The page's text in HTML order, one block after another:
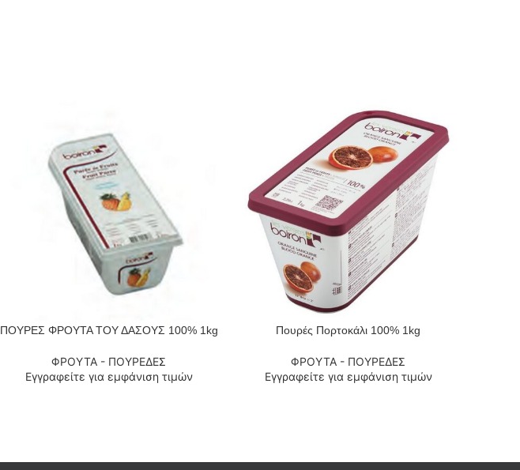
ΔΙΑΒΆΣΤΕ ΠΕΡΙΣΣΌΤΕΡΑ
ΠΟΥΡΕΣ ΦΡΟΥΤΑ ΤΟΥ ΔΑΣΟΥΣ 100% 1kg
ΦΡΟΥΤΑ - ΠΟΥΡΕΔΕΣ
Εγγραφείτε για εμφάνιση τιμών
ΔΙΑΒΆΣΤΕ ΠΕΡΙΣΣΌΤΕΡΑ
Πουρές Πορτοκάλι 100% 1kg
ΦΡΟΥΤΑ - ΠΟΥΡΕΔΕΣ
Εγγραφείτε για εμφάνιση τιμών